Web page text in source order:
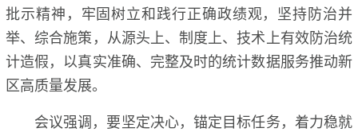
批示精神，牢固树立和践行正确政绩观，坚持防治并
举、综合施策，从源头上、制度上、技术上有效防治统
计造假，以真实准确、完整及时的统计数据服务推动新
区高质量发展。
会议强调，要坚定决心，锚定目标任务，着力稳就